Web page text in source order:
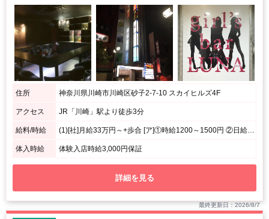
住所 神奈川県川崎市川崎区砂子2-7-10 スカイヒルズ4F
アクセス JR「川崎」駅より徒歩3分
給料/時給
体入時給 体験入店時給3,000円保証
詳細を見る
最終更新日：2026/8/7